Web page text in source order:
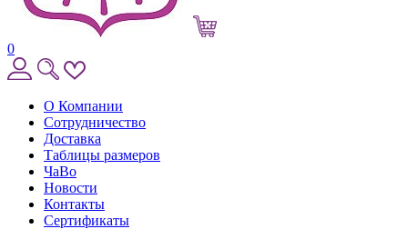
0
О Компании
Сотрудничество
Доставка
Таблицы размеров
ЧаВо
Новости
Контакты
Сертификаты